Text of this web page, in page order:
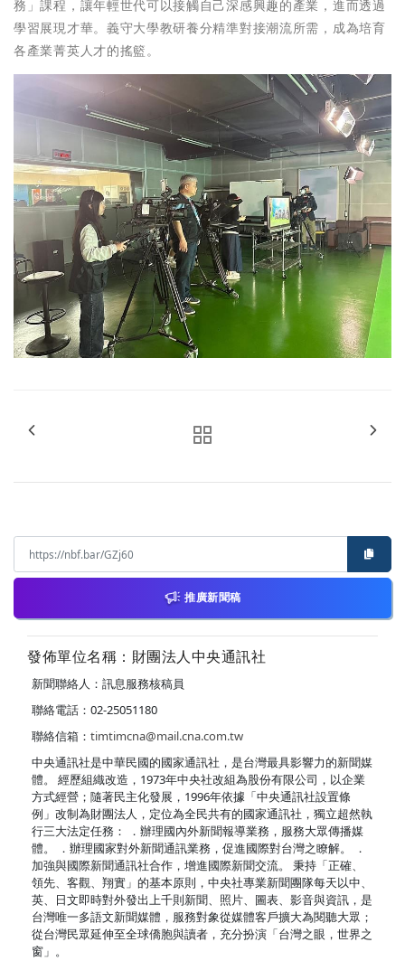
務」課程，讓年輕世代可以接觸自己深感興趣的產業，進而透過
學習展現才華。義守大學教研養分精準對接潮流所需，成為培育
各產業菁英人才的搖籃。
推廣新聞稿
發佈單位名稱：財團法人中央通訊社
新聞聯絡人：訊息服務核稿員
聯絡電話：02-25051180
聯絡信箱： timtimcna@mail.cna.com.tw
中央通訊社是中華民國的國家通訊社，是台灣最具影響力的新聞媒
體。 經歷組織改造，1973年中央社改組為股份有限公司，以企業
方式經營；隨著民主化發展，1996年依據「中央通訊社設置條
例」改制為財團法人，定位為全民共有的國家通訊社，獨立超然執
行三大法定任務： ．辦理國內外新聞報導業務，服務大眾傳播媒
體。 ．辦理國家對外新聞通訊業務，促進國際對台灣之瞭解。 ．
加強與國際新聞通訊社合作，增進國際新聞交流。 秉持「正確、
領先、客觀、翔實」的基本原則，中央社專業新聞團隊每天以中、
英、日文即時對外發出上千則新聞、照片、圖表、影音與資訊，是
台灣唯一多語文新聞媒體，服務對象從媒體客戶擴大為閱聽大眾；
從台灣民眾延伸至全球僑胞與讀者，充分扮演「台灣之眼，世界之
窗」。